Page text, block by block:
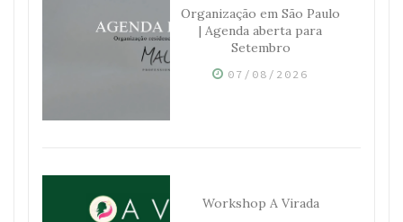
Organização em São Paulo
| Agenda aberta para
Setembro
07/08/2026
Workshop A Virada